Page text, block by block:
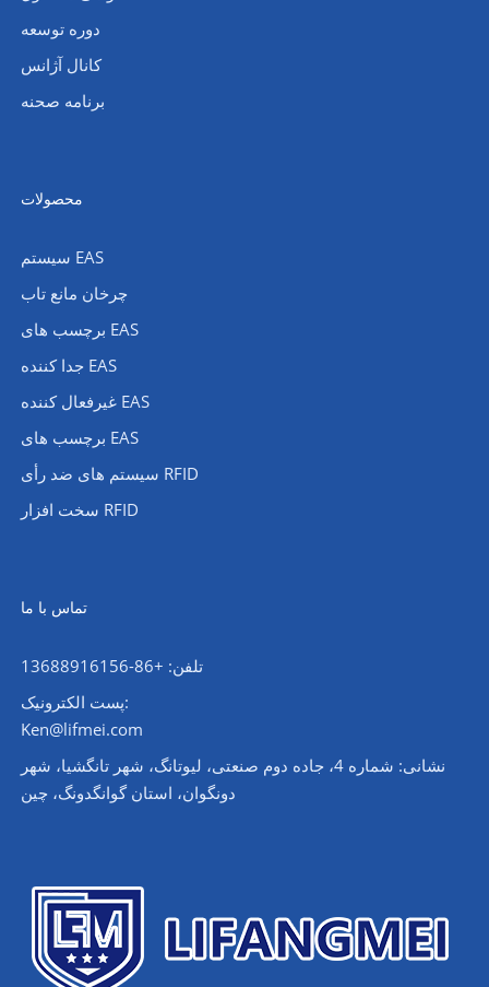
دوره توسعه
کانال آژانس
برنامه صحنه
محصولات
سیستم EAS
چرخان مانع تاب
برچسب های EAS
جدا کننده EAS
غیرفعال کننده EAS
برچسب های EAS
سیستم های ضد رأی RFID
سخت افزار RFID
تماس با ما
تلفن: +86-13688916156
پست الکترونیک:
Ken@lifmei.com
نشانی: شماره 4، جاده دوم صنعتی، لیوتانگ، شهر تانگشیا، شهر
دونگوان، استان گوانگدونگ، چین